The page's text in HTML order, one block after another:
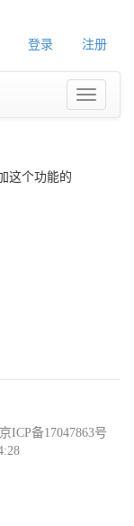
登录 注册
导
航
这个功能的
京ICP备17047863号